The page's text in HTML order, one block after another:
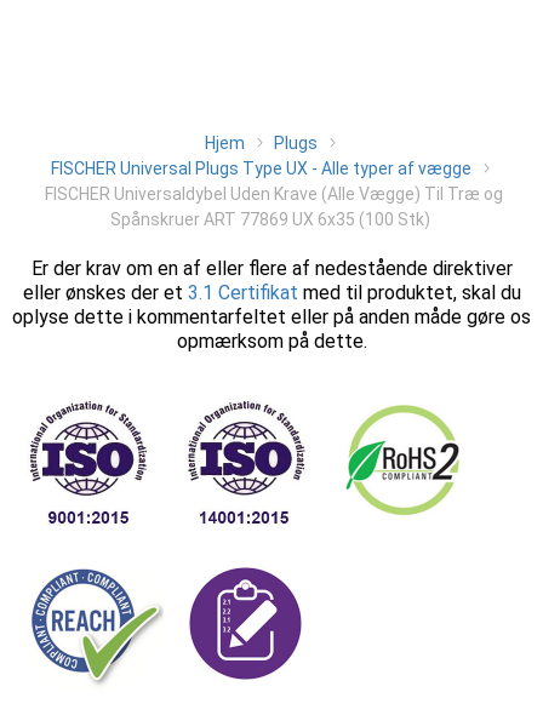
Hjem
Plugs
FISCHER Universal Plugs Type UX - Alle typer af vægge
FISCHER Universaldybel Uden Krave (Alle Vægge) Til Træ og
Spånskruer ART 77869 UX 6x35 (100 Stk)
Er der krav om en af eller flere af nedestående direktiver
eller ønskes der et 3.1 Certifikat med til produktet, skal du
oplyse dette i kommentarfeltet eller på anden måde gøre os
opmærksom på dette.